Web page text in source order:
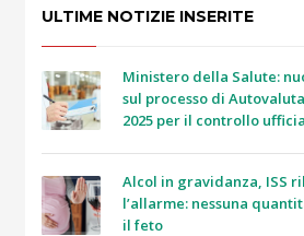
ULTIME NOTIZIE INSERITE
Ministero della Salute:
sul processo di
2025 per il controllo
Alcol in gravidanza, ISS
l’allarme: nessuna
il feto